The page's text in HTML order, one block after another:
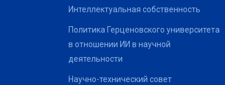
Интеллектуальная собственность
Политика Герценовского университета
в отношении ИИ в научной
деятельности
Научно-технический совет